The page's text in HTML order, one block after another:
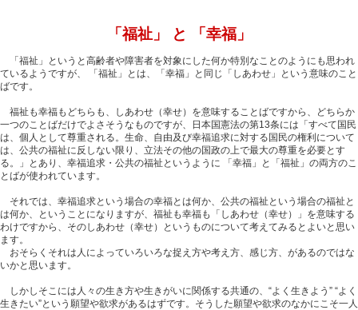
「福祉」 と 「幸福」
「福祉」というと高齢者や障害者を対象にした何か特別なことのようにも思われ
ているようですが、 「福祉」とは、「幸福」と同じ「しあわせ」という意味のこと
ばです。
福祉も幸福もどちらも、しあわせ（幸せ）を意味することばですから、どちらか
一つのことばだけでよさそうなものですが、日本国憲法の第13条には「すべて国民
は、個人として尊重される。生命、自由及び幸福追求に対する国民の権利について
は、公共の福祉に反しない限り、立法その他の国政の上で最大の尊重を必要とす
る。」とあり、幸福追求・公共の福祉というように 「幸福」と「福祉」の両方のこ
とばが使われています。
それでは、幸福追求という場合の幸福とは何か、公共の福祉という場合の福祉と
は何か、ということになりますが、福祉も幸福も「しあわせ（幸せ）」を意味する
わけですから、そのしあわせ（幸せ）というものについて考えてみるとよいと思い
ます。
おそらくそれは人によっていろいろな捉え方や考え方、感じ方、があるのではな
いかと思います。
しかしそこには人々の生き方や生きがいに関係する共通の、“よく生きよう” “よく
生きたい”という願望や欲求があるはずです。そうした願望や欲求のなかにこそ一人